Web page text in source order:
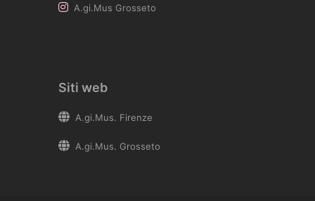
A.gi.Mus Grosseto
Siti web
A.gi.Mus. Firenze
A.gi.Mus. Grosseto